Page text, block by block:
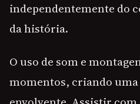
independentemente do
da história.
O uso de som e
momentos, criando